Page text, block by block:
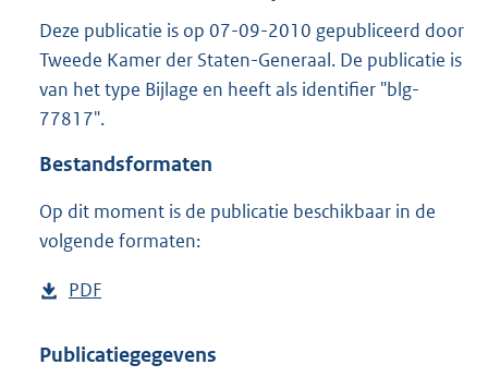
e
:
2
Deze publicatie is op 07-09-2010 gepubliceerd door
Tweede Kamer der Staten-Generaal. De publicatie is
van het type Bijlage en heeft als identifier "blg-
77817".
Bestandsformaten
Op dit moment is de publicatie beschikbaar in de
volgende formaten:
D
w
PDF
s
Publicatiegegevens